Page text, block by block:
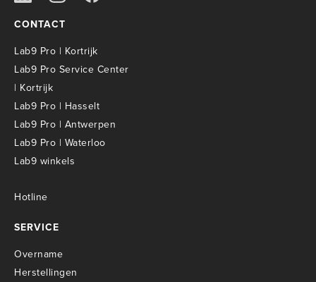
CONTACT
Lab9 Pro | Kortrijk
Lab9 Pro Service Center
| Kortrijk
Lab9 Pro | Hasselt
Lab9 Pro | Antwerpen
Lab9 Pro | Waterloo
Lab9 winkels
Hotline
SERVICE
Overname
Herstellingen